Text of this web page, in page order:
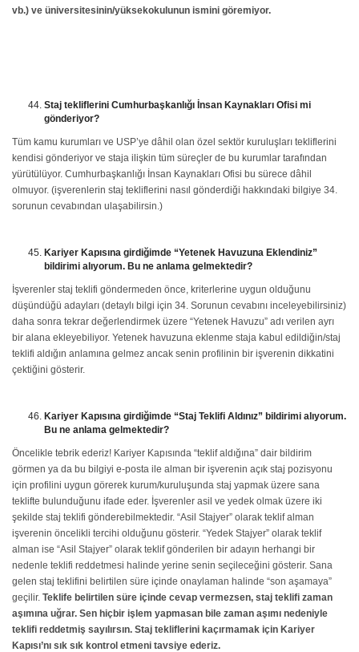
vb.) ve üniversitesinin/yüksekokulunun ismini göremiyor.
Staj tekliflerini Cumhurbaşkanlığı İnsan Kaynakları Ofisi mi
gönderiyor?
Tüm kamu kurumları ve USP’ye dâhil olan özel sektör kuruluşları tekliflerini
kendisi gönderiyor ve staja ilişkin tüm süreçler de bu kurumlar tarafından
yürütülüyor. Cumhurbaşkanlığı İnsan Kaynakları Ofisi bu sürece dâhil
olmuyor. (işverenlerin staj tekliflerini nasıl gönderdiği hakkındaki bilgiye 34.
sorunun cevabından ulaşabilirsin.)
Kariyer Kapısına girdiğimde “Yetenek Havuzuna Eklendiniz”
bildirimi alıyorum. Bu ne anlama gelmektedir?
İşverenler staj teklifi göndermeden önce, kriterlerine uygun olduğunu
düşündüğü adayları (detaylı bilgi için 34. Sorunun cevabını inceleyebilirsiniz)
daha sonra tekrar değerlendirmek üzere “Yetenek Havuzu” adı verilen ayrı
bir alana ekleyebiliyor. Yetenek havuzuna eklenme staja kabul edildiğin/staj
teklifi aldığın anlamına gelmez ancak senin profilinin bir işverenin dikkatini
çektiğini gösterir.
Kariyer Kapısına girdiğimde “Staj Teklifi Aldınız” bildirimi alıyorum.
Bu ne anlama gelmektedir?
Öncelikle tebrik ederiz! Kariyer Kapısında “teklif aldığına” dair bildirim
görmen ya da bu bilgiyi e-posta ile alman bir işverenin açık staj pozisyonu
için profilini uygun görerek kurum/kuruluşunda staj yapmak üzere sana
teklifte bulunduğunu ifade eder. İşverenler asil ve yedek olmak üzere iki
şekilde staj teklifi gönderebilmektedir. “Asil Stajyer” olarak teklif alman
işverenin öncelikli tercihi olduğunu gösterir. “Yedek Stajyer” olarak teklif
alman ise “Asil Stajyer” olarak teklif gönderilen bir adayın herhangi bir
nedenle teklifi reddetmesi halinde yerine senin seçileceğini gösterir. Sana
gelen staj teklifini belirtilen süre içinde onaylaman halinde “son aşamaya”
geçilir. Teklife belirtilen süre içinde cevap vermezsen, staj teklifi zaman
aşımına uğrar. Sen hiçbir işlem yapmasan bile zaman aşımı nedeniyle
teklifi reddetmiş sayılırsın. Staj tekliflerini kaçırmamak için Kariyer
Kapısı’nı sık sık kontrol etmeni tavsiye ederiz.